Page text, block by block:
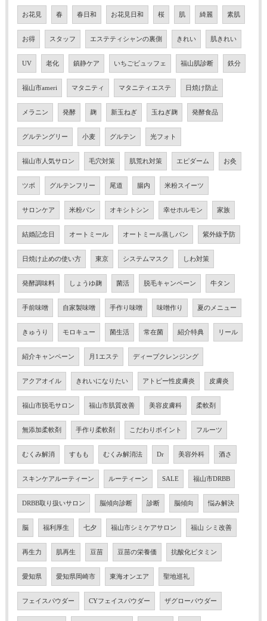
お花見 春 春日和 お花見日和 桜 肌 綺麗 素肌
お得 スタッフ エステティシャンの裏側 きれい 肌きれい
UV 老化 鎮静ケア いちごビュッフェ 福山肌診断 鉄分
福山市ameri マタニティ マタニティエステ 日焼け防止
メラニン 発酵 麹 新玉ねぎ 玉ねぎ麹 発酵食品
グルテングリー 小麦 グルテン 光フォト
福山市人気サロン 毛穴対策 肌荒れ対策 エピダーム お灸
ツボ グルテンフリー 尾道 腸内 米粉スイーツ
サロンケア 米粉パン オキシトシン 幸せホルモン 家族
結婚記念日 オートミール オートミール蒸しパン 紫外線予防
日焼け止めの使い方 東京 システムマスク しわ対策
発酵調味料 しょうゆ麹 菌活 脱毛キャンペーン 牛タン
手前味噌 自家製味噌 手作り味噌 味噌作り 夏のメニュー
きゅうり モロキュー 菌生活 常在菌 紹介特典 リール
紹介キャンペーン 月1エステ ディープクレンジング
アクアオイル きれいになりたい アトピー性皮膚炎 皮膚炎
福山市脱毛サロン 福山市肌質改善 美容皮膚科 柔軟剤
無添加柔軟剤 手作り柔軟剤 こだわりポイント フルーツ
むくみ解消 すもも むくみ解消法 Dr 美容外科 酒さ
スキンケアルーティーン ルーティーン SALE 福山市DRBB
DRBB取り扱いサロン 脳傾向診断 診断 脳傾向 悩み解決
脳 福利厚生 七夕 福山市シミケアサロン 福山 シミ改善
再生力 肌再生 豆苗 豆苗の栄養価 抗酸化ビタミン
愛知県 愛知県岡崎市 東海オンエア 聖地巡礼
フェイスパウダー CYフェイスパウダー ザグローパウダー